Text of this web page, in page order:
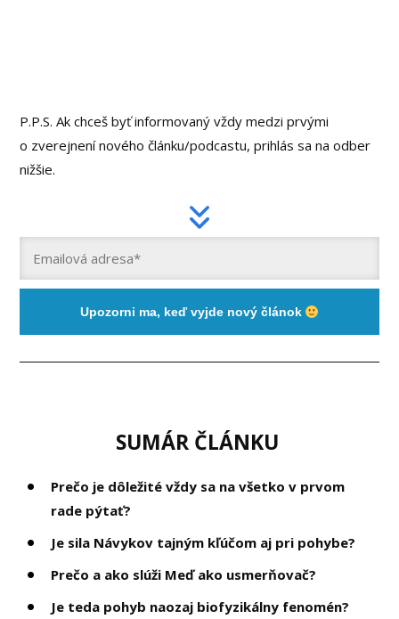
P.P.S. Ak chceš byť informovaný vždy medzi prvými
o zverejnení nového článku/podcastu, prihlás sa na odber
nižšie.
Upozorni ma, keď vyjde nový článok
SUMÁR ČLÁNKU
Prečo je dôležité vždy sa na všetko v prvom
rade pýtať?
Je sila Návykov tajným kľúčom aj pri pohybe?
Prečo a ako slúži Meďako usmerňovač?
Je teda pohyb naozaj biofyzikálny fenomén?